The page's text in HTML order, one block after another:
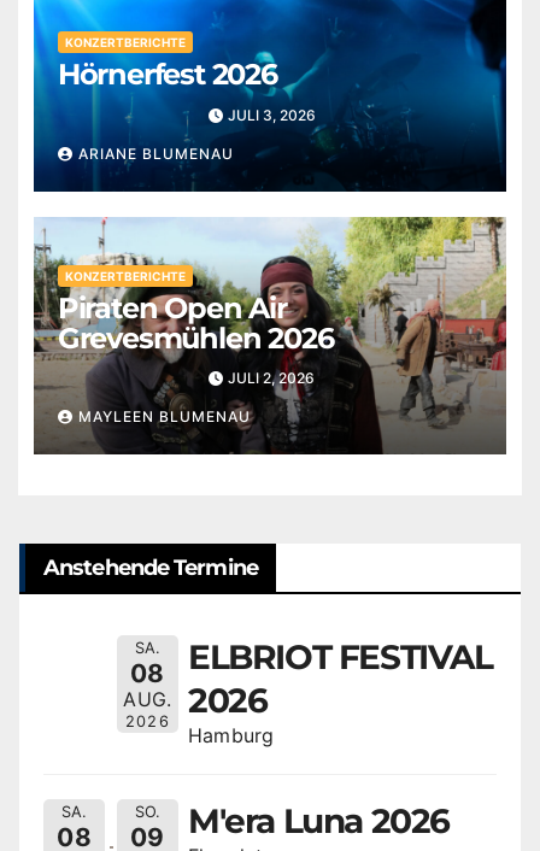
KONZERTBERICHTE
Hörnerfest 2026
JULI 3, 2026
ARIANE BLUMENAU
KONZERTBERICHTE
Piraten Open Air
Grevesmühlen 2026
JULI 2, 2026
MAYLEEN BLUMENAU
Anstehende Termine
SA.
08
AUG.
2026
ELBRIOT FESTIVAL
2026
Hamburg
SA.
08
SO.
09 M'era Luna 2026